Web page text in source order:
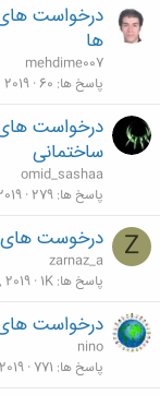
درخواست های
ها
mehdime007
پاسخ ها 60
درخواست های
ساختمانی
omid_sashaa
پاسخ ها 279
Z درخوست های
zarnaz_a
پاسخ ها 1K
درخواست
nino
پاسخ ها 771